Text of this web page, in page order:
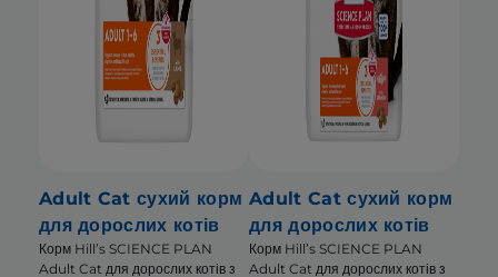
Adult Cat сухий корм
для дорослих котів
Корм Hill’s SCIENCE PLAN
Adult Cat для дорослих котів з
Adult Cat сухий корм
для дорослих котів
Корм Hill’s SCIENCE PLAN
Adult Cat для дорослих котів з